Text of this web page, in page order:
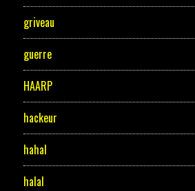
griveau
guerre
HAARP
hackeur
hahal
halal